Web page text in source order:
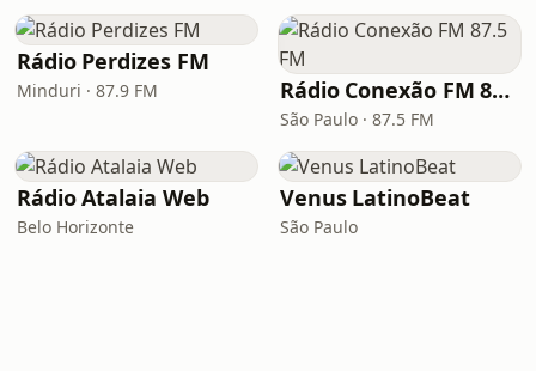
Rádio Perdizes FM
Minduri · 87.9 FM Rádio Conexão FM 87.5 FM
São Paulo · 87.5 FM
Rádio Atalaia Web
Belo Horizonte
Venus LatinoBeat
São Paulo